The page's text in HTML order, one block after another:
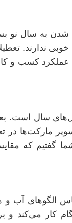
شدن به سال نو
ندارند.
کسب و
سال است.
مارکت‌ها در
گفتیم که
الگوهای آب و
کار می‌کند